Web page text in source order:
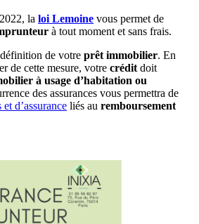
la loi Lemoine vous permet de
à tout moment et sans frais.
de votre prêt immobilier. En
de cette mesure, votre crédit doit
à usage d’habitation ou
des assurances vous permettra de
d’assurance liés au remboursement